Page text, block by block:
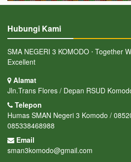
Hubungi Kami
SMA NEGERI 3 KOMODO ⋅ Together
Excellent
Alamat
Jln.Trans Flores / Depan RSUD
Telepon
Humas SMAN Negeri 3 Komodo /
085338468988
Email
sman3komodo@gmail.com